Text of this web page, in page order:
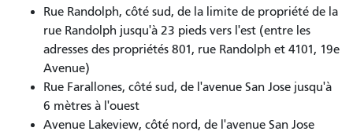
Rue Randolph, côté sud, de la limite de propriété de la
rue Randolph jusqu'à 23 pieds vers l'est (entre les
adresses des propriétés 801, rue Randolph et 4101, 19e
Avenue)
Rue Farallones, côté sud, de l'avenue San Jose jusqu'à
6 mètres à l'ouest
Avenue Lakeview, côté nord, de l'avenue San Jose